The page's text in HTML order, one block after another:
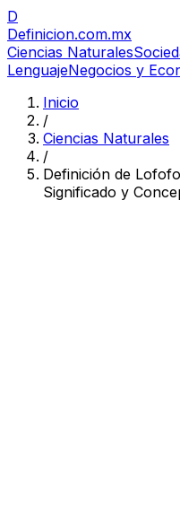
D
Definicion.com.mx
Ciencias Naturales
LenguajeNegocios y
Inicio
/
Ciencias Naturales
/
Definición de
Significado y